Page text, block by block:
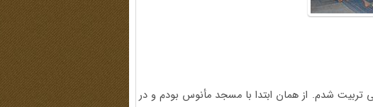
مذهبی تربیت شدم. از همان ابتدا با مسجد مأنوس بودم و در